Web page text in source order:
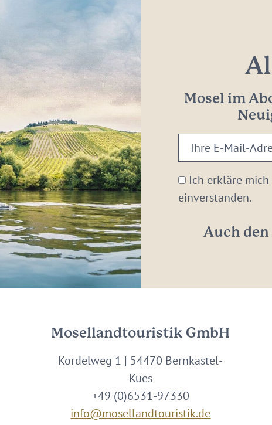
Mosel im
Ihre
E-
Mail-
Adresse:
Ich erkläre
einverstanden.
Auch den
Mosellandtouristik GmbH
Kordelweg 1 | 54470 Bernkastel-
Kues
+49 (0)6531-97330
info@mosellandtouristik.de